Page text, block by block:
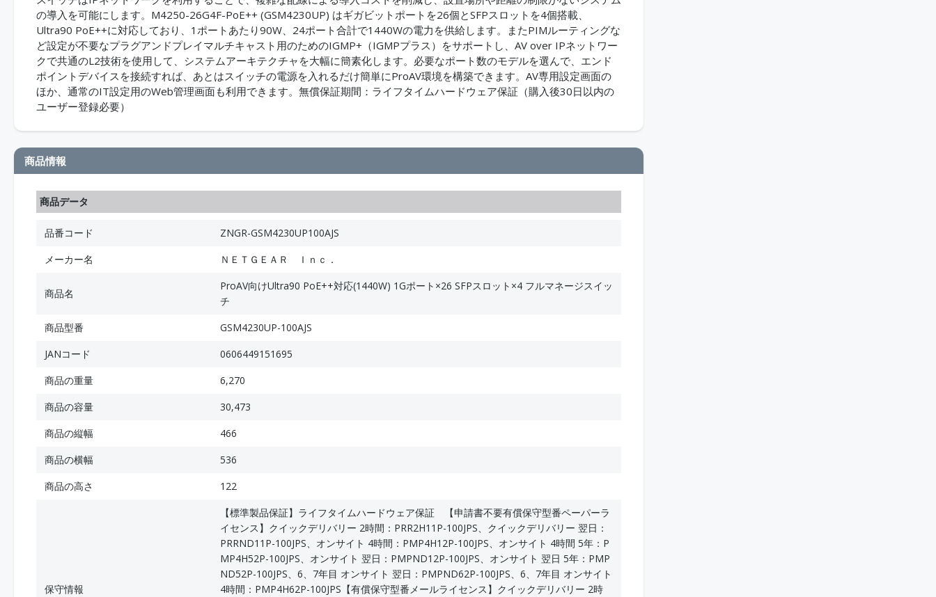
の導入を可能にします。M4250-26G4F-PoE++ (GSM4230UP) はギガビットポートを26個とSFPスロットを4個搭載、
Ultra90 PoE++に対応しており、1ポートあたり90W、24ポート合計で1440Wの電力を供給します。またPIMルーティングな
ど設定が不要なプラグアンドプレイマルチキャスト用のためのIGMP+（IGMPプラス）をサポートし、AV over IPネットワー
クで共通のL2技術を使用して、システムアーキテクチャを大幅に簡素化します。必要なポート数のモデルを選んで、エンド
ポイントデバイスを接続すれば、あとはスイッチの電源を入れるだけ簡単にProAV環境を構築できます。AV専用設定画面の
ほか、通常のIT設定用のWeb管理画面も利用できます。無償保証期間：ライフタイムハードウェア保証（購入後30日以内の
ユーザー登録必要）
商品情報
商品データ
品番コード
ZNGR-GSM4230UP100AJS
メーカー名
ＮＥＴＧＥＡＲ Ｉｎｃ．
商品名
ProAV向けUltra90 PoE++対応(1440W) 1Gポート×26 SFPスロット×4 フルマネージスイッ
チ
商品型番
GSM4230UP-100AJS
JANコード
0606449151695
商品の重量
6,270
商品の容量
30,473
商品の縦幅
466
商品の横幅
536
商品の高さ
122
保守情報
【標準製品保証】ライフタイムハードウェア保証 【申請書不要有償保守型番ペーパーラ
イセンス】クイックデリバリー 2時間：PRR2H11P-100JPS、クイックデリバリー 翌日：
PRRND11P-100JPS、オンサイト 4時間：PMP4H12P-100JPS、オンサイト 4時間 5年：P
MP4H52P-100JPS、オンサイト 翌日：PMPND12P-100JPS、オンサイト 翌日 5年：PMP
ND52P-100JPS、6、7年目 オンサイト 翌日：PMPND62P-100JPS、6、7年目 オンサイト
4時間：PMP4H62P-100JPS【有償保守型番メールライセンス】クイックデリバリー 2時